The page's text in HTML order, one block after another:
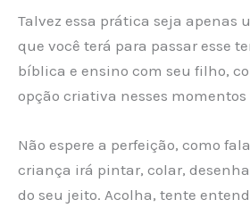
Talvez essa prática seja apenas
que você terá para passar esse
bíblica e ensino com seu filho,
opção criativa nesses
Não espere a perfeição, como
criança irá pintar, colar,
do seu jeito. Acolha, tente